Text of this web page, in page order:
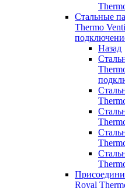
Стальные
Thermo
Назад
Royal